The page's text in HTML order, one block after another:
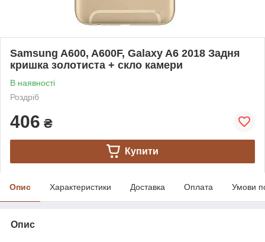
Samsung A600, A600F, Galaxy A6 2018 Задня
кришка золотиста + скло камери
В наявності
Роздріб
406 ₴
Купити
Опис Характеристики Доставка Оплата Умови
Опис